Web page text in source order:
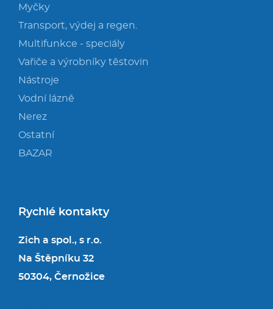
Myčky
Transport, výdej a regen.
Multifunkce - speciály
Vařiče a výrobníky těstovin
Nástroje
Vodní lázně
Nerez
Ostatní
BAZAR
Rychlé kontakty
Zich a spol., s r.o.
Na Štěpníku 32
50304, Černožice